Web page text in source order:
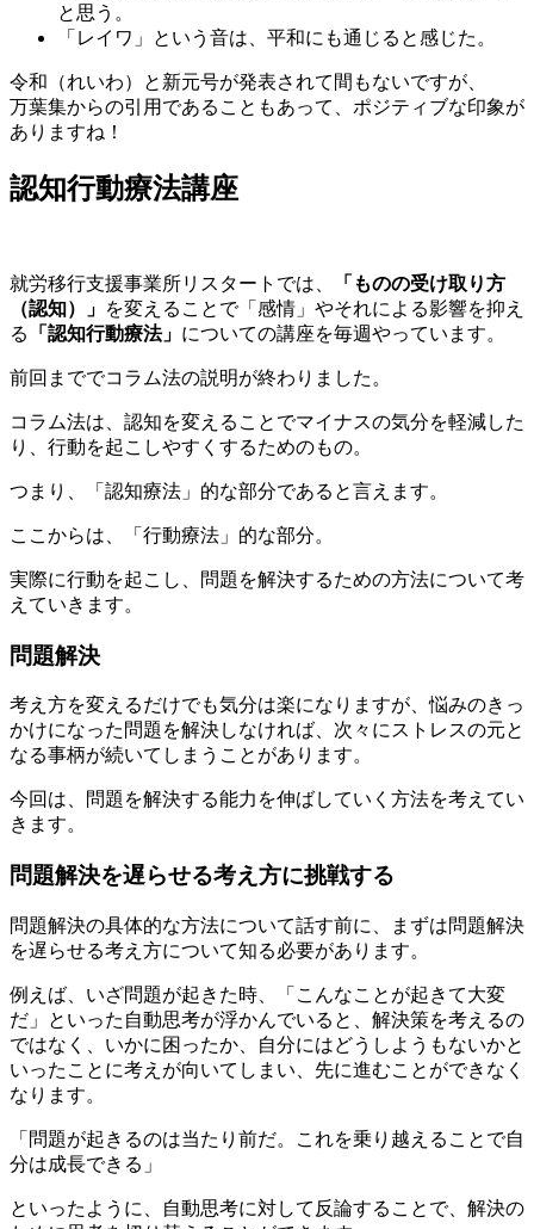
と思う。
「レイワ」という音は、平和にも通じると感じた。
令和（れいわ）と新元号が発表されて間もないですが、
万葉集からの引用であることもあって、ポジティブな印象が
ありますね！
認知行動療法講座
就労移行支援事業所リスタートでは、
「ものの受け取り方
（認知）」 を変えることで「感情」やそれによる影響を抑え
る
「認知行動療法」 についての講座を毎週やっています。
前回まででコラム法の説明が終わりました。
コラム法は、認知を変えることでマイナスの気分を軽減した
り、行動を起こしやすくするためのもの。
つまり、「認知療法」的な部分であると言えます。
ここからは、「行動療法」的な部分。
実際に行動を起こし、問題を解決するための方法について考
えていきます。
問題解決
考え方を変えるだけでも気分は楽になりますが、悩みのきっ
かけになった問題を解決しなければ、次々にストレスの元と
なる事柄が続いてしまうことがあります。
今回は、問題を解決する能力を伸ばしていく方法を考えてい
きます。
問題解決を遅らせる考え方に挑戦する
問題解決の具体的な方法について話す前に、まずは問題解決
を遅らせる考え方について知る必要があります。
例えば、いざ問題が起きた時、「こんなことが起きて大変
だ」といった自動思考が浮かんでいると、解決策を考えるの
ではなく、いかに困ったか、自分にはどうしようもないかと
いったことに考えが向いてしまい、先に進むことができなく
なります。
「問題が起きるのは当たり前だ。これを乗り越えることで自
分は成長できる」
といったように、自動思考に対して反論することで、解決の